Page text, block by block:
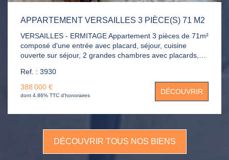
APPARTEMENT VERSAILLES 3 PIÈCE(S) 71 M2
VERSAILLES - ERMITAGE Appartement 3 pièces de 71m²
composé d'une entrée avec placard, séjour, cuisine
ouverte sur séjour, 2 grandes chambres avec placards,
résidence et une cave.
Ref. : 3930
388 000 €
dont 4.86% TTC d'honoraires DÉCOUVRIR
DÉCOUVRIR TOUS NOS BIENS